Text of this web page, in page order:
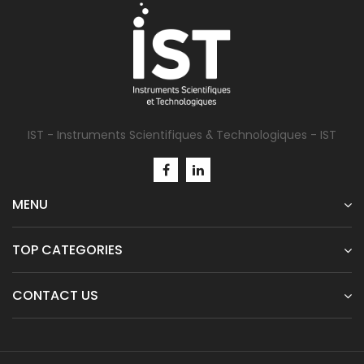
IST - Instruments Scientifiques & Technologiques - IST
MENU
TOP CATEGORIES
CONTACT US